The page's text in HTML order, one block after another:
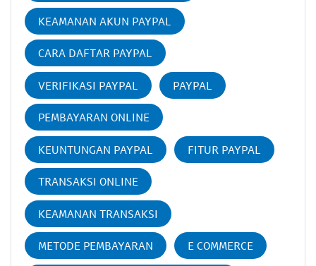
KEAMANAN AKUN PAYPAL
CARA DAFTAR PAYPAL
VERIFIKASI PAYPAL PAYPAL
PEMBAYARAN ONLINE
KEUNTUNGAN PAYPAL FITUR PAYPAL
TRANSAKSI ONLINE
KEAMANAN TRANSAKSI
METODE PEMBAYARAN E COMMERCE